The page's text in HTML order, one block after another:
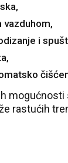
i
rastućih